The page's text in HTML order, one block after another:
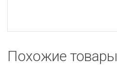
Похожие товары